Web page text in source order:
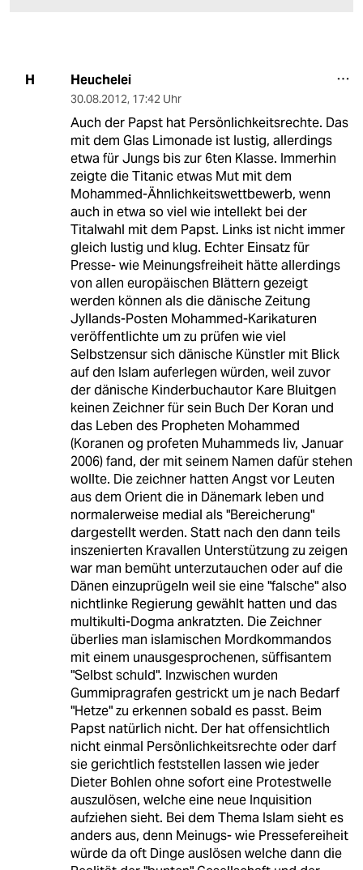
H Heuchelei
30.08.2012, 17:42 Uhr
Auch der Papst hat Persönlichkeitsrechte. Das
mit dem Glas Limonade ist lustig, allerdings
etwa für Jungs bis zur 6ten Klasse. Immerhin
zeigte die Titanic etwas Mut mit dem
Mohammed-Ähnlichkeitswettbewerb, wenn
auch in etwa so viel wie intellekt bei der
Titalwahl mit dem Papst. Links ist nicht immer
gleich lustig und klug. Echter Einsatz für
Presse- wie Meinungsfreiheit hätte allerdings
von allen europäischen Blättern gezeigt
werden können als die dänische Zeitung
Jyllands-Posten Mohammed-Karikaturen
veröffentlichte um zu prüfen wie viel
Selbstzensur sich dänische Künstler mit Blick
auf den Islam auferlegen würden, weil zuvor
der dänische Kinderbuchautor Kare Bluitgen
keinen Zeichner für sein Buch Der Koran und
das Leben des Propheten Mohammed
(Koranen og profeten Muhammeds liv, Januar
2006) fand, der mit seinem Namen dafür stehen
wollte. Die zeichner hatten Angst vor Leuten
aus dem Orient die in Dänemark leben und
normalerweise medial als "Bereicherung"
dargestellt werden. Statt nach den dann teils
inszenierten Kravallen Unterstützung zu zeigen
war man bemüht unterzutauchen oder auf die
Dänen einzuprügeln weil sie eine "falsche" also
nichtlinke Regierung gewählt hatten und das
multikulti-Dogma ankratzten. Die Zeichner
überlies man islamischen Mordkommandos
mit einem unausgesprochenen, süffisantem
"Selbst schuld". Inzwischen wurden
Gummipragrafen gestrickt um je nach Bedarf
"Hetze" zu erkennen sobald es passt. Beim
Papst natürlich nicht. Der hat offensichtlich
nicht einmal Persönlichkeitsrechte oder darf
sie gerichtlich feststellen lassen wie jeder
Dieter Bohlen ohne sofort eine Protestwelle
auszulösen, welche eine neue Inquisition
aufziehen sieht. Bei dem Thema Islam sieht es
anders aus, denn Meinugs- wie Pressefereiheit
würde da oft Dinge auslösen welche dann die